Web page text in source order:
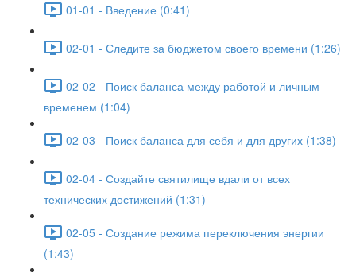
01-01 - Введение (0:41)
02-01 - Следите за бюджетом своего времени (1:26)
02-02 - Поиск баланса между работой и личным
временем (1:04)
02-03 - Поиск баланса для себя и для других (1:38)
02-04 - Создайте святилище вдали от всех
технических достижений (1:31)
02-05 - Создание режима переключения энергии
(1:43)